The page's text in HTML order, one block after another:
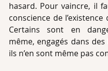
hasard. Pour vaincre, il
conscience de
Certains sont en
même, engagés dans
ils n’en sont même pas